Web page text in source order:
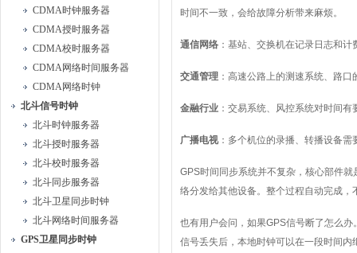
CDMA时钟服务器
CDMA授时服务器
CDMA校时服务器
CDMA网络时间服务器
CDMA网络时钟
北斗信号时钟
北斗时钟服务器
北斗授时服务器
北斗校时服务器
北斗同步服务器
北斗卫星同步时钟
北斗网络时间服务器
GPS卫星同步时钟
时间不一致，会给故障分析带来麻烦。
通信网络 ：基站、交换机在记录日志和
交通管理 ：高速公路上的测速系统、路
金融行业 ：交易系统、风控系统对时间
广播电视：多个机位的录播、转播设备需
GPS时间同步系统并不复杂，核心部件
络分发给其他设备。整个过程自动完成，
也有用户会问，如果GPS信号断了怎么
信号丢失后，本地时钟可以在一段时间内